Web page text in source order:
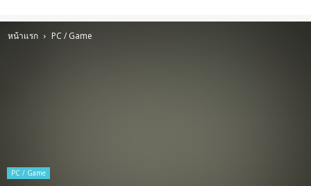
หน้าแรก PC / Game
PC / Game